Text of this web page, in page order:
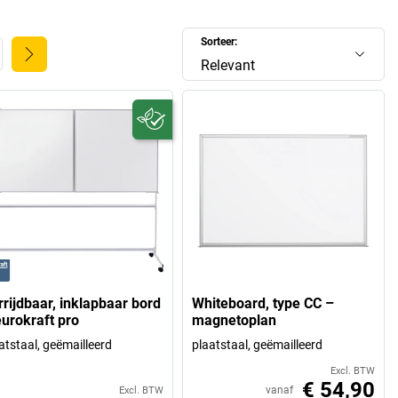
Sorteer:
Relevant
inklapbaar bord
pro
geëmailleerd
Excl. BTW
Whiteboard, type CC –
magnetoplan
plaatstaal, geëmailleerd
Excl. BTW
vanaf € 54,90